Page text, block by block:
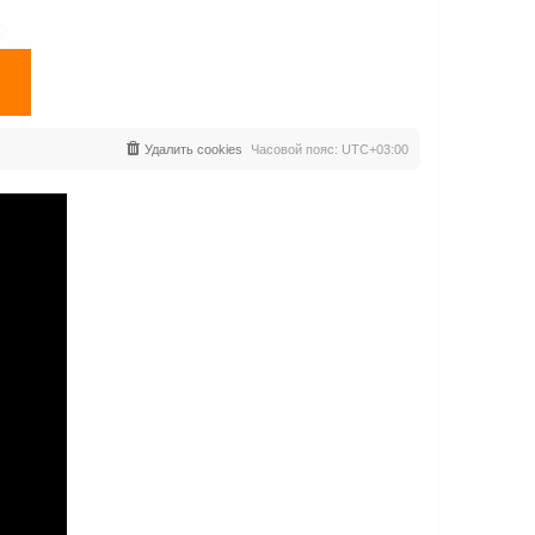
Часовой пояс: UTC+03:00
Удалить cookies